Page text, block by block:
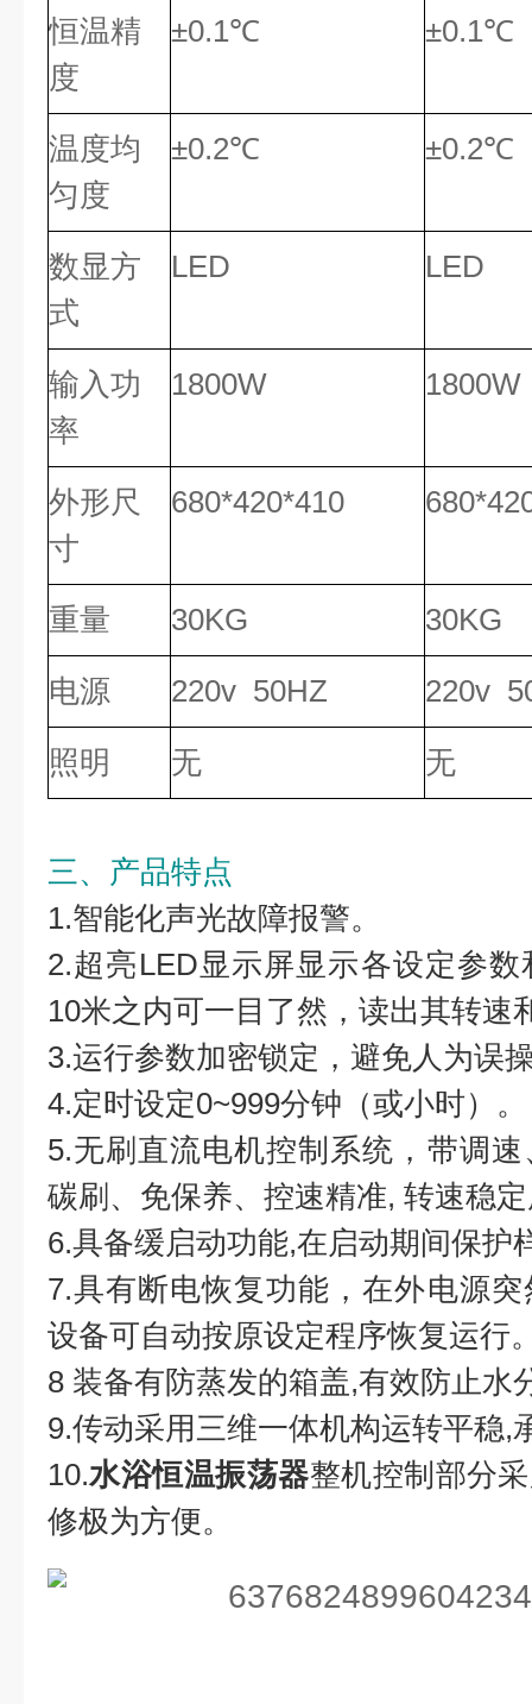
恒温精
度
±0.1℃ ±0.1℃
温度均
匀度
±0.2℃ ±0.2℃
数显方
式
LED LED
输入功
率
1800W 1800W
外形尺
寸
680*420*410
重量 30KG
30KG
电源
220v 50HZ
220v
照明
无 无
三、产品特点
1.智能化声光故障报警。
2.超亮LED显示屏显示各设定参
10米之内可一目了然，读出其转速
3.运行参数加密锁定，避免人为误
4.定时设定0~999分钟（或小时）。
5.无刷直流电机控制系统，带调
碳刷、免保养、控速精准, 转速稳
6.具备缓启动功能,在启动期间保护
7.具有断电恢复功能，在外电源
设备可自动按原设定程序恢复运行
8 装备有防蒸发的箱盖,有效防止水
9.传动采用三维一体机构运转平稳,
10.水浴恒温振荡器整机控制部分
修极为方便。